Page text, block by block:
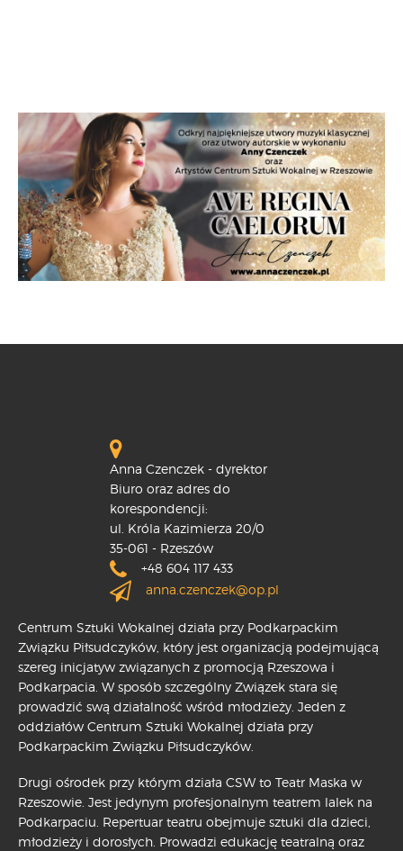
Anna Czenczek - dyrektor
Biuro oraz adres do
korespondencji:
ul. Króla Kazimierza 20/0
35-061 - Rzeszów
+48 604 117 433
anna.czenczek@op.pl
Centrum Sztuki Wokalnej działa przy Podkarpackim
Związku Piłsudczyków, który jest organizacją podejmującą
szereg inicjatyw związanych z promocją Rzeszowa i
Podkarpacia. W sposób szczególny Związek stara się
prowadzić swą działalność wśród młodzieży. Jeden z
oddziałów Centrum Sztuki Wokalnej działa przy
Podkarpackim Związku Piłsudczyków.
Drugi ośrodek przy którym działa CSW to Teatr Maska w
Rzeszowie. Jest jedynym profesjonalnym teatrem lalek na
Podkarpaciu. Repertuar teatru obejmuje sztuki dla dzieci,
młodzieży i dorosłych. Prowadzi edukację teatralną oraz